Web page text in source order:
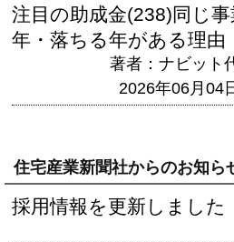
注目の助成金(238)同じ
年・落ちる年がある理由
著者：ナビット
2026年06月04
住宅産業新聞社からのお知ら
採用情報を更新しました